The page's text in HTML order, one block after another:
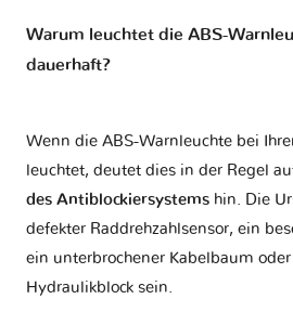
Warum leuchtet die ABS-
dauerhaft?
Wenn die ABS-Warnleuchte bei
leuchtet, deutet dies in der Regel
des Antiblockiersystems hin. Die
defekter Raddrehzahlsensor, ein
ein unterbrochener Kabelbaum
Hydraulikblock sein.